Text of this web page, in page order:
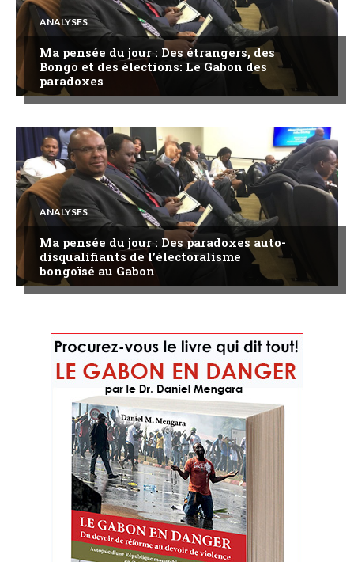
ANALYSES
Ma pensée du jour : Des étrangers, des
Bongo et des élections: Le Gabon des
paradoxes
ANALYSES
Ma pensée du jour : Des paradoxes auto-
disqualifiants de l’électoralisme
bongoïsé au Gabon